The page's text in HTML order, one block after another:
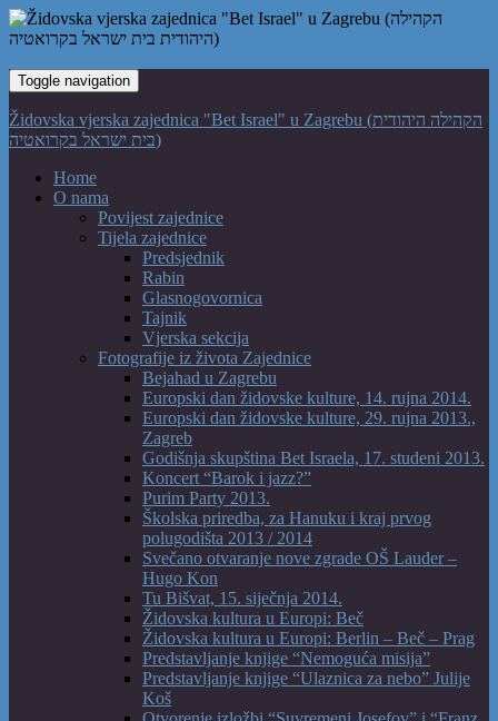
Toggle navigation
Židovska vjerska zajednica "Bet Israel" u Zagrebu (הקהילה היהודית
בית ישראל בקרואטיה)
Home
O nama
Povijest zajednice
Tijela zajednice
Predsjednik
Rabin
Glasnogovornica
Tajnik
Vjerska sekcija
Fotografije iz života Zajednice
Bejahad u Zagrebu
Europski dan židovske kulture, 14. rujna 2014.
Europski dan židovske kulture, 29. rujna 2013.,
Zagreb
Godišnja skupština Bet Israela, 17. studeni 2013.
Koncert “Barok i jazz?”
Purim Party 2013.
Školska priredba, za Hanuku i kraj prvog
polugodišta 2013 / 2014
Svečano otvaranje nove zgrade OŠ Lauder –
Hugo Kon
Tu Bišvat, 15. siječnja 2014.
Židovska kultura u Europi: Beč
Židovska kultura u Europi: Berlin – Beč – Prag
Predstavljanje knjige “Nemoguća misija”
Predstavljanje knjige “Ulaznica za nebo” Julije
Koš